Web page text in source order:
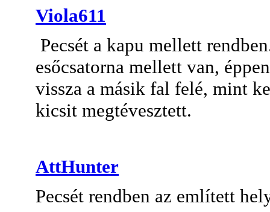
Viola611
Pecsét a kapu mellett
esőcsatorna mellett van,
vissza a másik fal felé, mint
kicsit megtévesztett.
AttHunter
Pecsét rendben az említett